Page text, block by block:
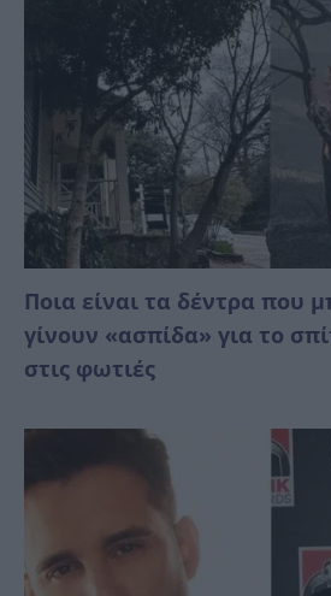
Ποια είναι τα δέντρα που
γίνουν «ασπίδα» για το
στις φωτιές